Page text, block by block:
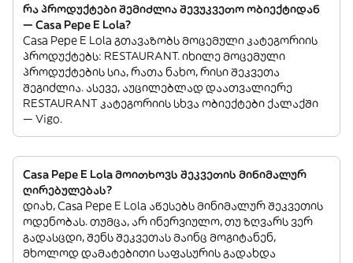
რა პროდუქტები შემიძლია შევუკვეთო ობიექტიდან
— Casa Pepe E Lola?
Casa Pepe E Lola გთავაზობს მოცემული კატეგორიის
პროდუქტებს: RESTAURANT. იხილე მოცემული
პროდუქტების სია, რათა ნახო, რისი შეკვეთა
შეგიძლია. ასევე, აუცილებლად დაათვალიერე
RESTAURANT კატეგორიის სხვა ობიექტები ქალაქში
— Vigo.
Casa Pepe E Lola მოითხოვს შეკვეთის მინიმალურ
ღირებულებას?
დიახ, Casa Pepe E Lola აწესებს მინიმალურ შეკვეთის
ოდენობას. თუმცა, არ ინერვიულო, თუ ზღვარს ვერ
გადასცდი, შენს შეკვეთას მაინც მოგიტანენ,
მხოლოდ დამატებითი საფასურის გადახდა